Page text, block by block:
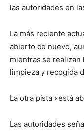
las autoridades en
La más reciente
abierto de nuevo,
mientras se
limpieza y recogida
La otra pista «está
Las autoridades